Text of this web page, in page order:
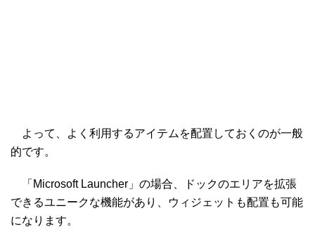
よって、よく利用するアイテムを配置しておくのが一般
的です。
「Microsoft Launcher」の場合、ドックのエリアを拡張
できるユニークな機能があり、ウィジェットも配置も可能
になります。